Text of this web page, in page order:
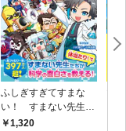
ふしぎすぎてすまな
い！ すまない先生の
科学教室
1,320